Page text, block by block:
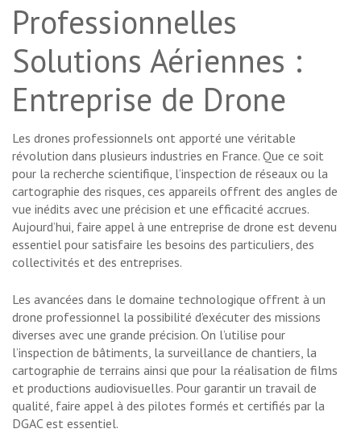
Professionnelles
Solutions Aériennes :
Entreprise de Drone
Les drones professionnels ont apporté une véritable
révolution dans plusieurs industries en France. Que ce soit
pour la recherche scientifique, l’inspection de réseaux ou la
cartographie des risques, ces appareils offrent des angles de
vue inédits avec une précision et une efficacité accrues.
Aujourd’hui, faire appel à une entreprise de drone est devenu
essentiel pour satisfaire les besoins des particuliers, des
collectivités et des entreprises.
Les avancées dans le domaine technologique offrent à un
drone professionnel la possibilité d’exécuter des missions
diverses avec une grande précision. On l’utilise pour
l’inspection de bâtiments, la surveillance de chantiers, la
cartographie de terrains ainsi que pour la réalisation de films
et productions audiovisuelles. Pour garantir un travail de
qualité, faire appel à des pilotes formés et certifiés par la
DGAC est essentiel.